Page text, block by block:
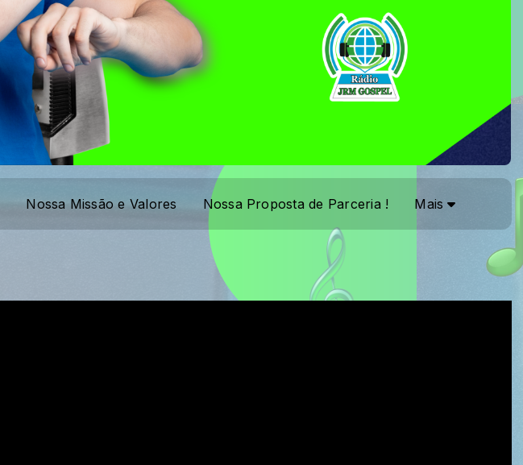
Nossa Missão e Valores Nossa Proposta de Parceria ! Mais